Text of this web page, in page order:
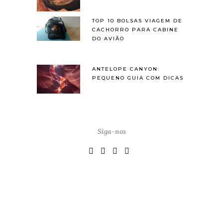
TOP 10 BOLSAS VIAGEM DE
CACHORRO PARA CABINE
DO AVIÃO
ANTELOPE CANYON:
PEQUENO GUIA COM DICAS
Siga-nos